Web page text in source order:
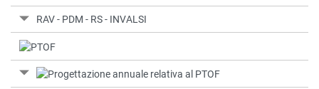
RAV - PDM - RS - INVALSI